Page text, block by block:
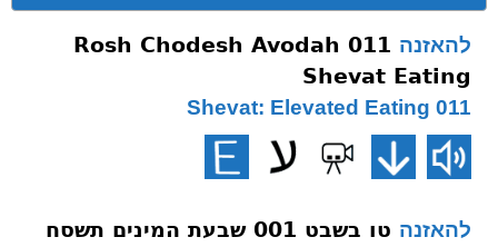
להאזנה Rosh Chodesh Avodah 011
Shevat Eating
011 Shevat: Elevated Eating
להאזנה טו בשבט 001 שבעת המינים תשסח